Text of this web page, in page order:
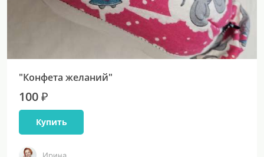
"Конфета желаний"
100 ₽
Купить
Ирина